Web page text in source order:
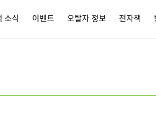
소식 이벤트 오탈자 정보 전자책